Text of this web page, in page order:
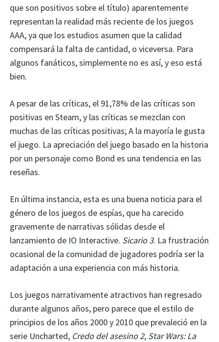
que son positivos sobre el título) aparentemente
representan la realidad más reciente de los juegos
AAA, ya que los estudios asumen que la calidad
compensará la falta de cantidad, o viceversa. Para
algunos fanáticos, simplemente no es así, y eso está
bien.
A pesar de las críticas, el 91,78% de las críticas son
positivas en Steam, y las críticas se mezclan con
muchas de las críticas positivas; A la mayoría le gusta
el juego. La apreciación del juego basado en la historia
por un personaje como Bond es una tendencia en las
reseñas.
En última instancia, esta es una buena noticia para el
género de los juegos de espías, que ha carecido
gravemente de narrativas sólidas desde el
lanzamiento de IO Interactive. Sicario 3. La frustración
ocasional de la comunidad de jugadores podría ser la
adaptación a una experiencia con más historia.
Los juegos narrativamente atractivos han regresado
durante algunos años, pero parece que el estilo de
principios de los años 2000 y 2010 que prevaleció en la
serie Uncharted, Credo del asesino 2, Star Wars: La